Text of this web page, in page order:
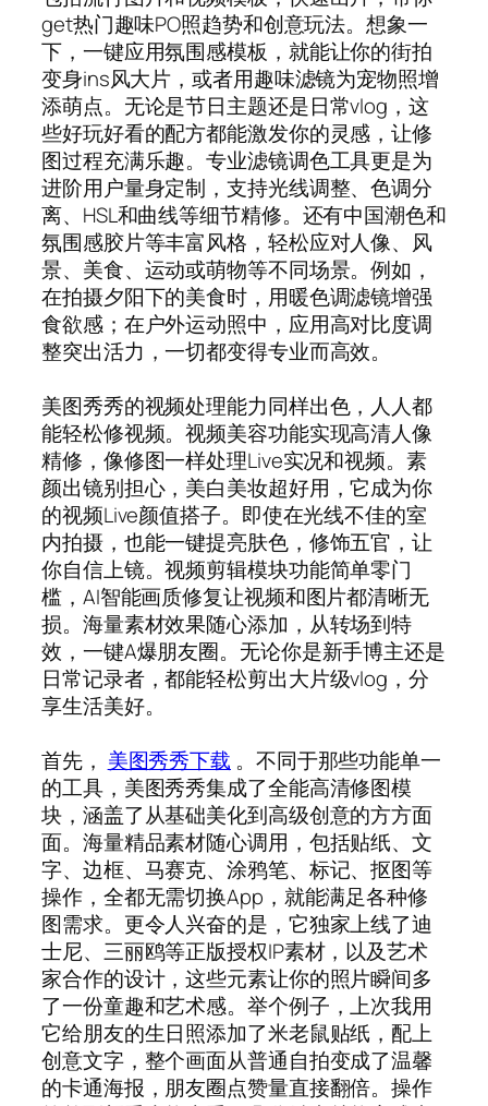
get热门趣味PO照趋势和创意玩法。想象一
下，一键应用氛围感模板，就能让你的街拍
变身ins风大片，或者用趣味滤镜为宠物照增
添萌点。无论是节日主题还是日常vlog，这
些好玩好看的配方都能激发你的灵感，让修
图过程充满乐趣。专业滤镜调色工具更是为
进阶用户量身定制，支持光线调整、色调分
离、HSL和曲线等细节精修。还有中国潮色和
氛围感胶片等丰富风格，轻松应对人像、风
景、美食、运动或萌物等不同场景。例如，
在拍摄夕阳下的美食时，用暖色调滤镜增强
食欲感；在户外运动照中，应用高对比度调
整突出活力，一切都变得专业而高效。
美图秀秀的视频处理能力同样出色，人人都
能轻松修视频。视频美容功能实现高清人像
精修，像修图一样处理Live实况和视频。素
颜出镜别担心，美白美妆超好用，它成为你
的视频Live颜值搭子。即使在光线不佳的室
内拍摄，也能一键提亮肤色，修饰五官，让
你自信上镜。视频剪辑模块功能简单零门
槛，AI智能画质修复让视频和图片都清晰无
损。海量素材效果随心添加，从转场到特
效，一键A爆朋友圈。无论你是新手博主还是
日常记录者，都能轻松剪出大片级vlog，分
享生活美好。
首先， 美图秀秀下载 。不同于那些功能单一
的工具，美图秀秀集成了全能高清修图模
块，涵盖了从基础美化到高级创意的方方面
面。海量精品素材随心调用，包括贴纸、文
字、边框、马赛克、涂鸦笔、标记、抠图等
操作，全都无需切换App，就能满足各种修
图需求。更令人兴奋的是，它独家上线了迪
士尼、三丽鸥等正版授权IP素材，以及艺术
家合作的设计，这些元素让你的照片瞬间多
了一份童趣和艺术感。举个例子，上次我用
它给朋友的生日照添加了米老鼠贴纸，配上
创意文字，整个画面从普通自拍变成了温馨
的卡通海报，朋友圈点赞量直接翻倍。操作